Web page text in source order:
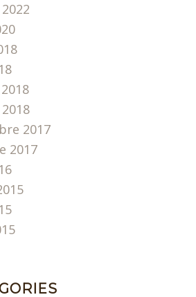
2017
2017